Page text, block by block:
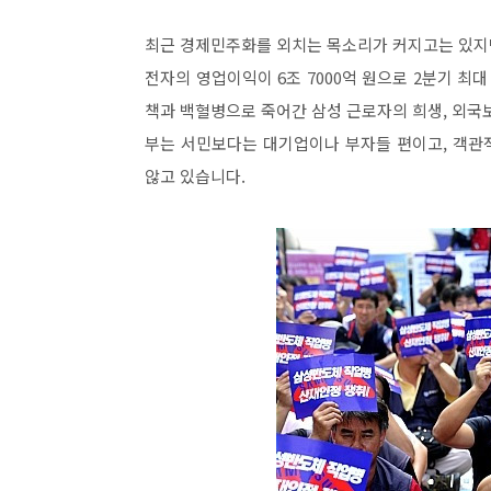
최근 경제민주화를 외치는 목소리가 커지고는 있
전자의 영업이익이 6조 7000억 원으로 2분기 최
책과 백혈병으로 죽어간 삼성 근로자의 희생, 외
부는 서민보다는 대기업이나 부자들 편이고, 객
않고 있습니다.